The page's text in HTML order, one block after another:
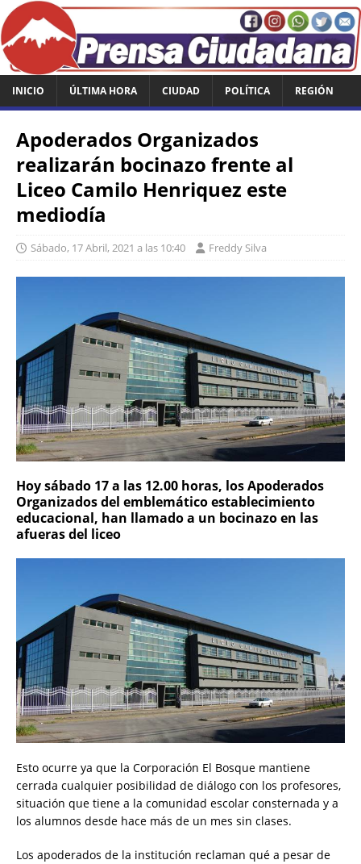
INICIO ÚLTIMA HORA CIUDAD POLÍTICA REGIÓN
Apoderados Organizados
realizarán bocinazo frente al
Liceo Camilo Henriquez este
mediodía
Sábado, 17 Abril, 2021 a las 10:40 Freddy Silva
Hoy sábado 17 a las 12.00 horas, los Apoderados
Organizados del emblemático establecimiento
educacional, han llamado a un bocinazo en las
afueras del liceo
Esto ocurre ya que la Corporación El Bosque mantiene
cerrada cualquier posibilidad de diálogo con los profesores,
situación que tiene a la comunidad escolar consternada y a
los alumnos desde hace más de un mes sin clases.
Los apoderados de la institución reclaman qué a pesar de